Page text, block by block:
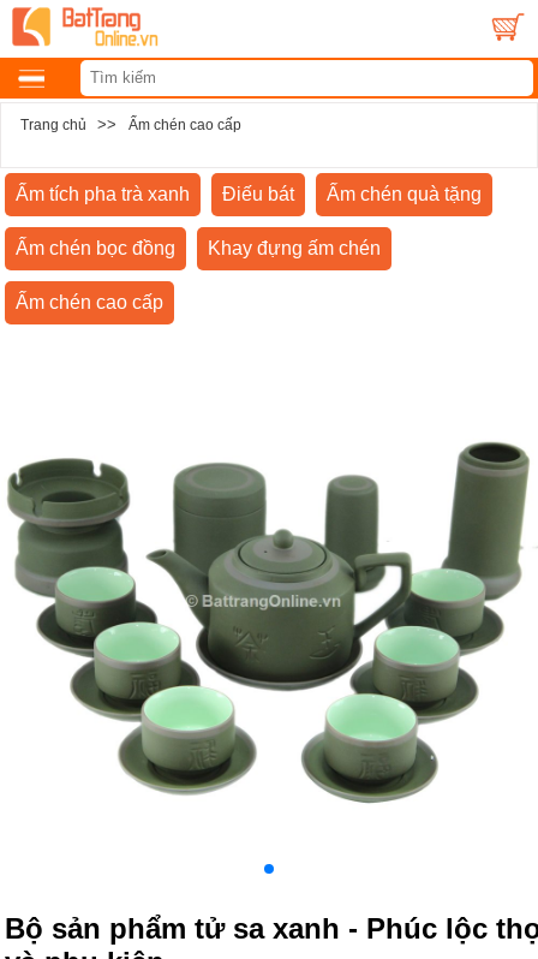
Trang chủ >> Ấm chén cao cấp
Ấm tích pha trà xanh Điếu bát Ấm chén quà tặng
Ấm chén bọc đồng Khay đựng ấm chén
Ấm chén cao cấp
Bộ sản phẩm tử sa xanh - Phúc lộc